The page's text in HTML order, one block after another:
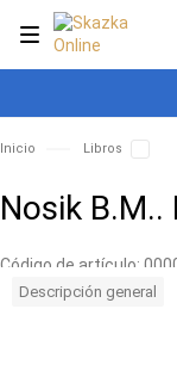
Inicio Libros
Nosik
Código de artículo:
Descripción general